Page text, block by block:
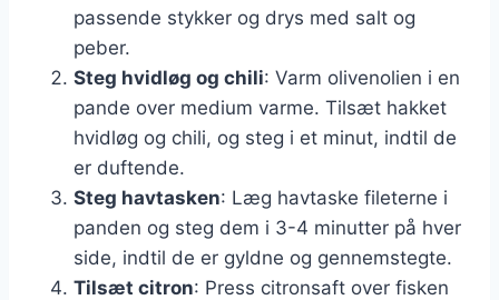
passende stykker og drys med salt og
peber.
Steg hvidløg og chili: Varm olivenolien i en
pande over medium varme. Tilsæt hakket
hvidløg og chili, og steg i et minut, indtil de
er duftende.
Steg havtasken: Læg havtaske fileterne i
panden og steg dem i 3-4 minutter på hver
side, indtil de er gyldne og gennemstegte.
Tilsæt citron: Press citronsaft over fisken